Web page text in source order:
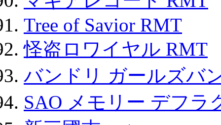
Tree of Savior RMT
怪盗ロワイヤル RMT
バンドリ ガールズバ
SAO メモリー デフラ